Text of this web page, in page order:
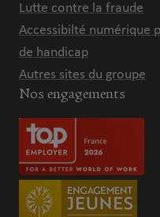
Lutte contre la fraude
Accessibilté numérique
de handicap
Autres sites du groupe
Nos engagements